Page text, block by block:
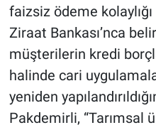
faizsiz ödeme kolaylığı
Ziraat Bankası’nca
müşterilerin kredi
halinde cari
yeniden
Pakdemirli, “Tarımsal